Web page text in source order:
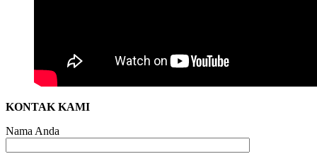
KONTAK KAMI
Nama Anda